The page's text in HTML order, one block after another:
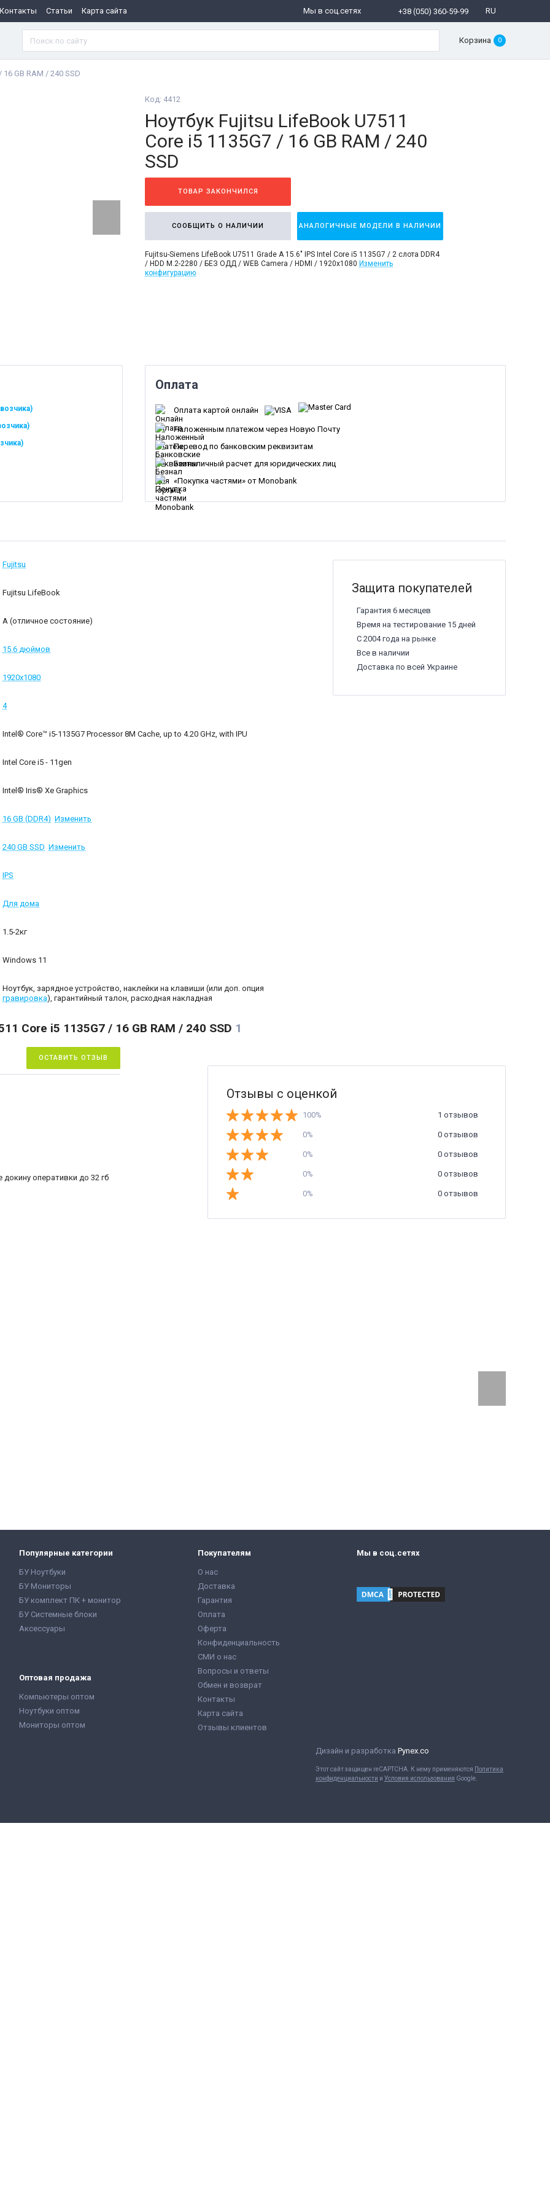
Контакты Статьи Карта сайта RU
+38 (050) 360-59-99
Мы в соц.сетях
0
Корзина
GB RAM / 240 SSD
Код: 4412
Ноутбук Fujitsu LifeBook U7511
Core i5 1135G7 / 16 GB RAM / 240
SSD
ТОВАР ЗАКОНЧИЛСЯ
СООБЩИТЬ О НАЛИЧИИ АНАЛОГИЧНЫЕ МОДЕЛИ В НАЛИЧИИ
Fujitsu-Siemens LifeBook U7511 Grade A 15.6" IPS Intel Core i5 1135G7 / 2 слота DDR4
/ HDD M.2-2280 / БЕЗ ОДД / WEB Camera / HDMI / 1920x1080 Изменить
конфигурацию
Оплата
Оплата картой онлайн
Наложенным платежом через Новую Почту
Перевод по банковским реквизитам
Безналичный расчет для юридических лиц
«Покупка частями» от Monobank
Защита покупателей
Гарантия 6 месяцев
Время на тестирование 15 дней
С 2004 года на рынке
Все в наличии
Доставка по всей Украине
Fujitsu
Fujitsu LifeBook
A (отличное состояние)
15.6 дюймов
1920x1080
4
Intel® Core™ i5-1135G7 Processor 8M Cache, up to 4.20 GHz, with IPU
Intel Core i5 - 11gen
Intel® Iris® Xe Graphics
16 GB (DDR4) Изменить
240 GB SSD Изменить
IPS
Для дома
1.5-2кг
Windows 11
Ноутбук, зарядное устройство, наклейки на клавиши (или доп. опция
гравировка), гарантийный талон, расходная накладная
Core i5 1135G7 / 16 GB RAM / 240 SSD 1
Отзывы с оценкой
100% 1 отзывов
0% 0 отзывов
0% 0 отзывов
0% 0 отзывов
0% 0 отзывов
ОСТАВИТЬ ОТЗЫВ
докину оперативки до 32 гб
Популярные категории
БУ Ноутбуки
БУ Мониторы
БУ комплект ПК + монитор
БУ Системные блоки
Аксессуары
Оптовая продажа
Компьютеры оптом
Ноутбуки оптом
Мониторы оптом
Покупателям
О нас
Доставка
Гарантия
Оплата
Оферта
Конфиденциальность
СМИ о нас
Вопросы и ответы
Обмен и возврат
Контакты
Карта сайта
Отзывы клиентов
Мы в соц.сетях
Дизайн и разработка Pynex.co
Этот сайт защищен reCAPTCHA. К нему применяются Политика
конфиденциальности и Условия использования Google.